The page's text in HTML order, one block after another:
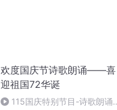
欢度国庆节诗歌朗诵——喜
迎祖国72华诞
115国庆特别节目-诗歌朗诵-